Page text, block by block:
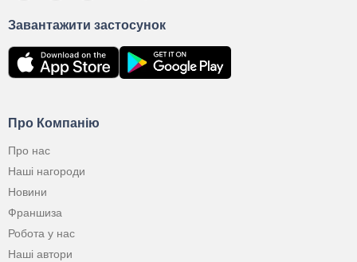
Про Компанію
Про нас
Наші нагороди
Новини
Франшиза
Робота у нас
Наші автори
Завантажити застосунок